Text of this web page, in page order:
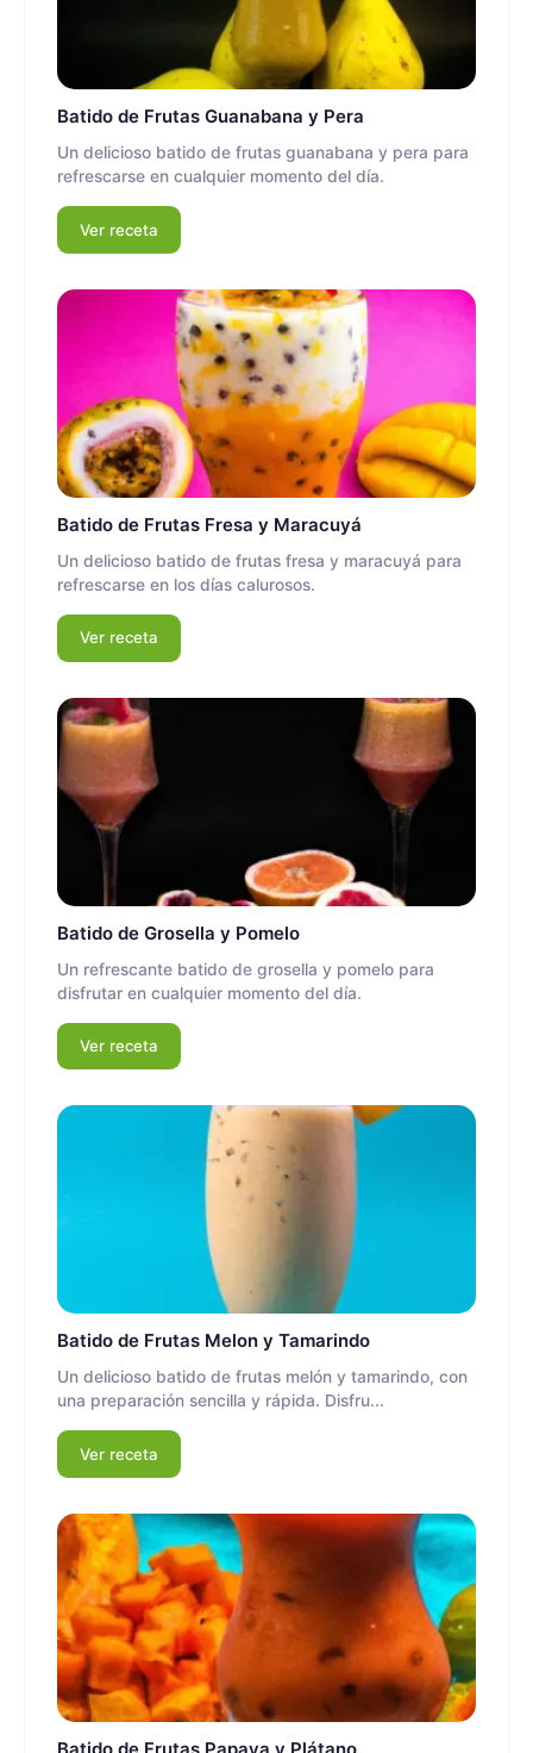
Batido de Frutas Guanabana y Pera
Un delicioso batido de frutas guanabana y pera para
refrescarse en cualquier momento del día.
Ver receta
Batido de Frutas Fresa y Maracuyá
Un delicioso batido de frutas fresa y maracuyá para
refrescarse en los días calurosos.
Ver receta
Batido de Grosella y Pomelo
Un refrescante batido de grosella y pomelo para
disfrutar en cualquier momento del día.
Ver receta
Batido de Frutas Melon y Tamarindo
Un delicioso batido de frutas melón y tamarindo, con
una preparación sencilla y rápida. Disfru...
Ver receta